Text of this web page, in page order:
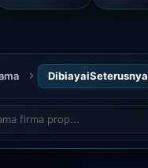
DibiayaiSeterusnya